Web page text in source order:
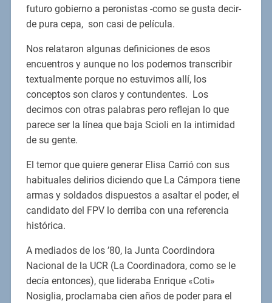
futuro gobierno a peronistas -como se gusta decir-
de pura cepa, son casi de película.
Nos relataron algunas definiciones de esos
encuentros y aunque no los podemos transcribir
textualmente porque no estuvimos allí, los
conceptos son claros y contundentes. Los
decimos con otras palabras pero reflejan lo que
parece ser la línea que baja Scioli en la intimidad
de su gente.
El temor que quiere generar Elisa Carrió con sus
habituales delirios diciendo que La Cámpora tiene
armas y soldados dispuestos a asaltar el poder, el
candidato del FPV lo derriba con una referencia
histórica.
A mediados de los ’80, la Junta Coordindora
Nacional de la UCR (La Coordinadora, como se le
decía entonces), que lideraba Enrique «Coti»
Nosiglia, proclamaba cien años de poder para el